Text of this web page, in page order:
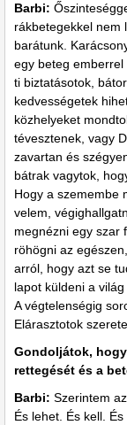
Barbi:
rákbetegekkel nem
barátunk.
egy beteg
ti biztatásotok,
kedvességetek
közhelyeket
tévesztenek, vagy
zavartan és
bátrak vagytok,
Hogy a szemembe
velem,
megnézni egy szar
röhögni az
arról, hogy azt se
lapot küldeni a
A végtelenségig
Elárasztotok
Gondoljátok,
rettegését és a
Barbi: Szerintem
És lehet. És kell.